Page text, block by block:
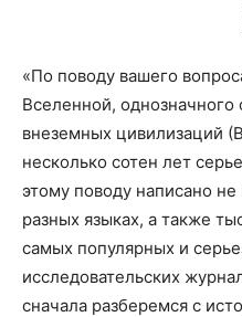
«По поводу вашего
Вселенной,
внеземных цивилизаций
несколько сотен лет
этому поводу написано
разных языках, а также
самых популярных и
исследовательских
сначала разберемся с